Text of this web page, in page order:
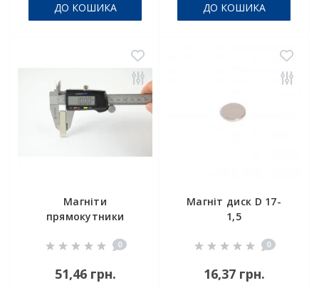
ДО КОШИКА ДО КОШИКА
Магніти
прямокутники
0
51,46 грн.
Магніт диск D 17-
1,5
0
16,37 грн.